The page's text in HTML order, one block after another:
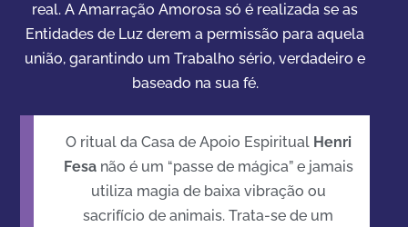
real. A Amarração Amorosa só é realizada se as
Entidades de Luz derem a permissão para aquela
união, garantindo um Trabalho sério, verdadeiro e
baseado na sua fé.
O ritual da Casa de Apoio EspiritualHenri
Fesanão é um “passe de mágica” e jamais
utiliza magia de baixa vibração ou
sacrifício de animais. Trata-se de um